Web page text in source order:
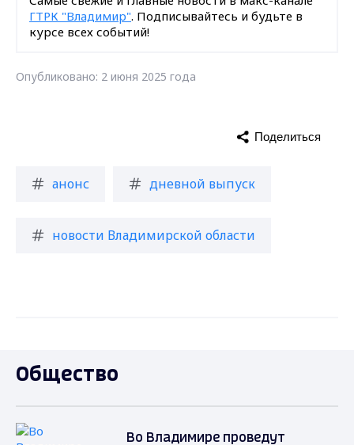
ГТРК "Владимир". Подписывайтесь и будьте в
курсе всех событий!
Опубликовано: 2 июня 2025 года
анонс дневной выпуск
новости Владимирской области
Поделиться
Общество
Во Владимире проведут